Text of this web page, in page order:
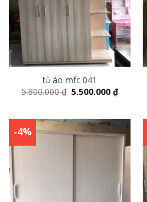
tủ áo mfc 041
5.800.000₫ 5.500.000₫
-4%